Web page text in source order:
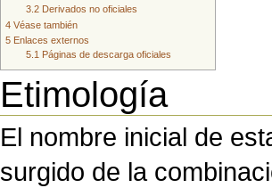
3.2 Derivados no oficiales
4 Véase también
5 Enlaces externos
5.1 Páginas de descarga oficiales
Etimología
El nombre inicial de
surgido de la